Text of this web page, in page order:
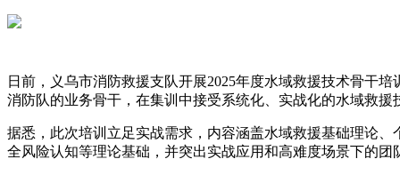
日前，义乌市消防救援支队开展2025年度水域救援技术骨干
消防队的业务骨干，在集训中接受系统化、实战化的水域救援
据悉，此次培训立足实战需求，内容涵盖水域救援基础理论
全风险认知等理论基础，并突出实战应用和高难度场景下的团